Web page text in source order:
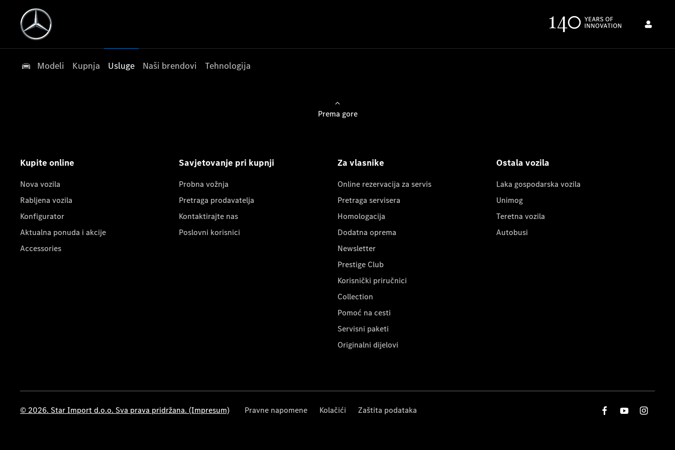
Modeli Kupnja Usluge Naši brendovi Tehnologija
Prema gore
Kupite online
Nova vozila
Rabljena vozila
Konfigurator
Aktualna ponuda i akcije
Accessories
Savjetovanje pri kupnji
Probna vožnja
Pretraga prodavatelja
Kontaktirajte nas
Poslovni korisnici
Za vlasnike
Online rezervacija za servis
Pretraga servisera
Homologacija
Dodatna oprema
Newsletter
Prestige Club
Korisnički priručnici
Collection
Pomoć na cesti
Servisni paketi
Originalni dijelovi
Ostala vozila
Laka gospodarska vozila
Unimog
Teretna vozila
Autobusi
© 2026. Star Import d.o.o. Sva prava pridržana. (Impresum) Pravne napomene Kolačići Zaštita podataka